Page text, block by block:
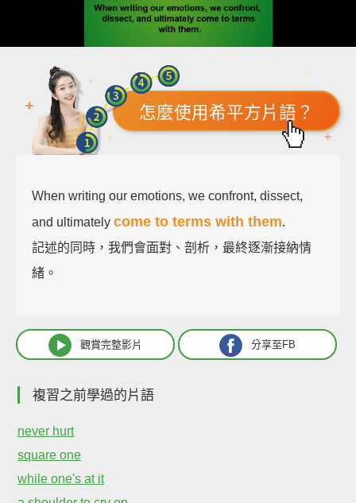
怎麼使用希平方片語？
When writing our emotions, we confront, dissect,
and ultimately come to terms with them.
記述的同時，我們會面對、剖析，最終逐漸接納情
緒。
觀賞完整影片 分享至FB
複習之前學過的片語
never hurt
square one
while one's at it